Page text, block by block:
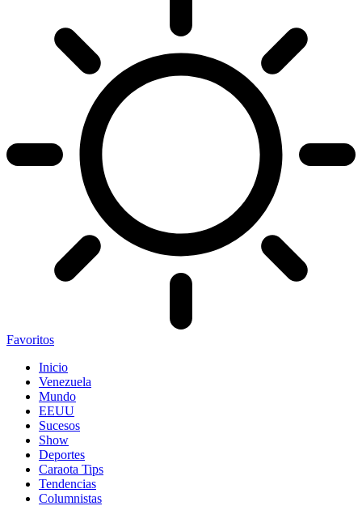
Favoritos
Inicio
Venezuela
Mundo
EEUU
Sucesos
Show
Deportes
Caraota Tips
Tendencias
Columnistas